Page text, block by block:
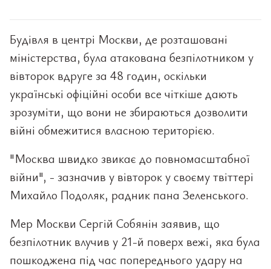
Будівля в центрі Москви, де розташовані
міністерства, була атакована безпілотником у
вівторок вдруге за 48 годин, оскільки
українські офіційні особи все чіткіше дають
зрозуміти, що вони не збираються дозволити
війні обмежитися власною територією.
"Москва швидко звикає до повномасштабної
війни", - зазначив у вівторок у своєму твіттері
Михайло Подоляк, радник пана Зеленського.
Мер Москви Сергій Собянін заявив, що
безпілотник влучив у 21-й поверх вежі, яка була
пошкоджена під час попереднього удару на